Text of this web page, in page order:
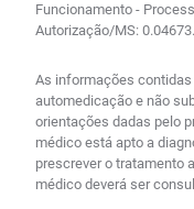
Funcionamento -
Autorização/MS:
As informações
automedicação e não
orientações dadas pelo
médico está apto a
prescrever o tratamento
médico deverá ser